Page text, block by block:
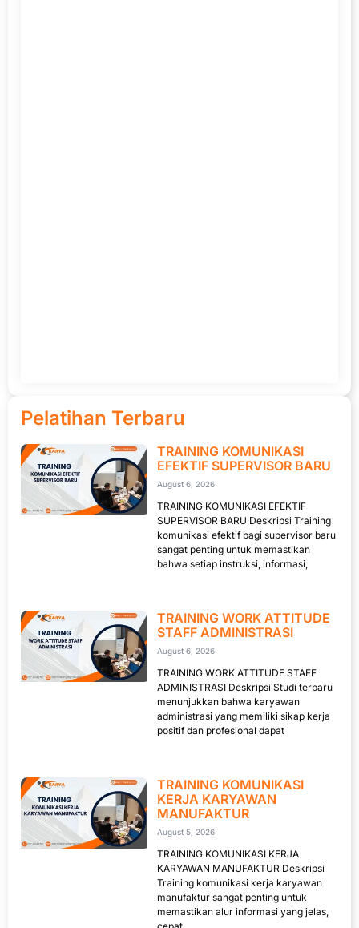
Pelatihan Terbaru
TRAINING KOMUNIKASI
EFEKTIF SUPERVISOR BARU
August 6, 2026
TRAINING KOMUNIKASI EFEKTIF
SUPERVISOR BARU Deskripsi Training
komunikasi efektif bagi supervisor baru
sangat penting untuk memastikan
bahwa setiap instruksi, informasi,
TRAINING WORK ATTITUDE
STAFF ADMINISTRASI
August 6, 2026
TRAINING WORK ATTITUDE STAFF
ADMINISTRASI Deskripsi Studi terbaru
menunjukkan bahwa karyawan
administrasi yang memiliki sikap kerja
positif dan profesional dapat
TRAINING KOMUNIKASI
KERJA KARYAWAN
MANUFAKTUR
August 5, 2026
TRAINING KOMUNIKASI KERJA
KARYAWAN MANUFAKTUR Deskripsi
Training komunikasi kerja karyawan
manufaktur sangat penting untuk
memastikan alur informasi yang jelas,